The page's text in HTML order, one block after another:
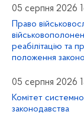
05 серпня 2026
Право
реабілітацію та
положення
05 серпня 2026
Комітет
законодавства